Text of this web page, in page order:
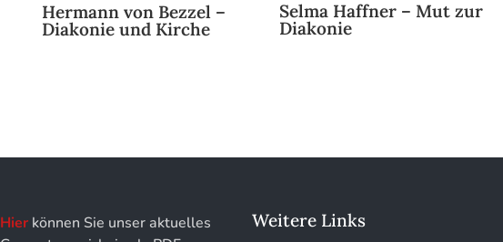
Hermann von Bezzel –
Diakonie und Kirche
Selma Haffner – Mut zur
Diakonie
Hier können Sie unser aktuelles
Weitere Links